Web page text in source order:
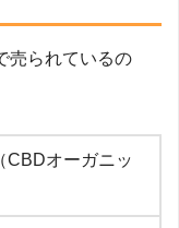
売られているの
CBDオーガニッ